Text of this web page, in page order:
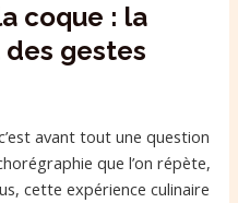
coque : la
gestes
avant tout une question
que l’on répète,
cette expérience culinaire